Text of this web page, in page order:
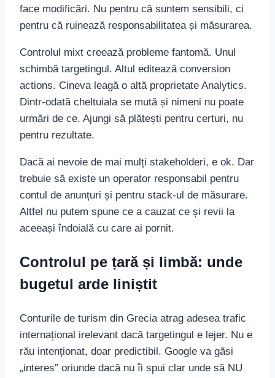
face modificări. Nu pentru că suntem sensibili, ci
pentru că ruinează responsabilitatea și măsurarea.
Controlul mixt creează probleme fantomă. Unul
schimbă targetingul. Altul editează conversion
actions. Cineva leagă o altă proprietate Analytics.
Dintr-odată cheltuiala se mută și nimeni nu poate
urmări de ce. Ajungi să plătești pentru certuri, nu
pentru rezultate.
Dacă ai nevoie de mai mulți stakeholderi, e ok. Dar
trebuie să existe un operator responsabil pentru
contul de anunțuri și pentru stack-ul de măsurare.
Altfel nu putem spune ce a cauzat ce și revii la
aceeași îndoială cu care ai pornit.
Controlul pe țară și limbă: unde
bugetul arde liniștit
Conturile de turism din Grecia atrag adesea trafic
internațional irelevant dacă targetingul e lejer. Nu e
rău intenționat, doar predictibil. Google va găsi
„interes” oriunde dacă nu îi spui clar unde să NU